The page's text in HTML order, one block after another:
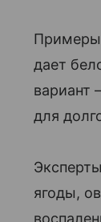
Примеры
дает
вариант
для
ягоды,